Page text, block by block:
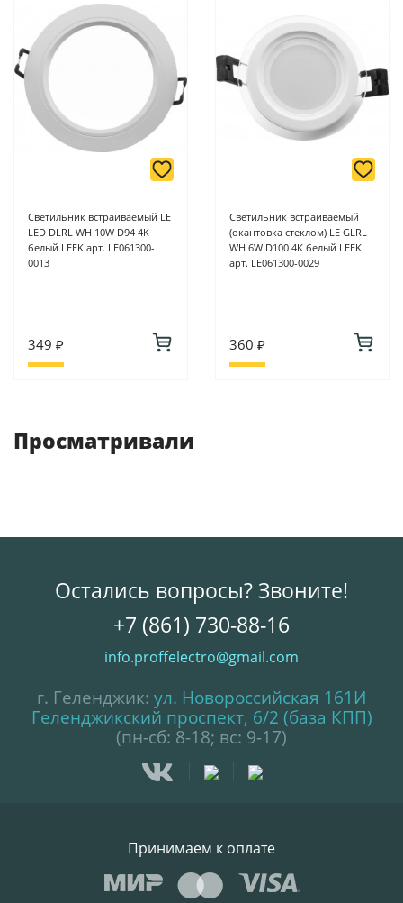
Светильник встраиваемый LE
LED DLRL WH 10W D94 4K
белый LEEK арт. LE061300-
0013
349 ₽
Светильник встраиваемый
(окантовка стеклом) LE GLRL
WH 6W D100 4K белый LEEK
арт. LE061300-0029
360 ₽
Просматривали
Остались вопросы? Звоните!
+7 (861) 730-88-16
info.proffelectro@gmail.com
г. Геленджик: ул. Новороссийская 161И
Геленджикский проспект, 6/2 (база КПП)
(пн-сб: 8-18; вс: 9-17)
Принимаем к оплате